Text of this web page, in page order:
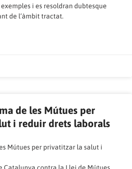
i es resoldran dubtesque
de l’àmbit tractat.
de les Mútues per
i reduir drets laborals
Mútues per privatitzar la salut i